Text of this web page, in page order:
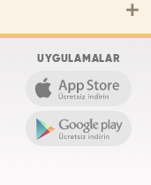
UYGULAMALAR